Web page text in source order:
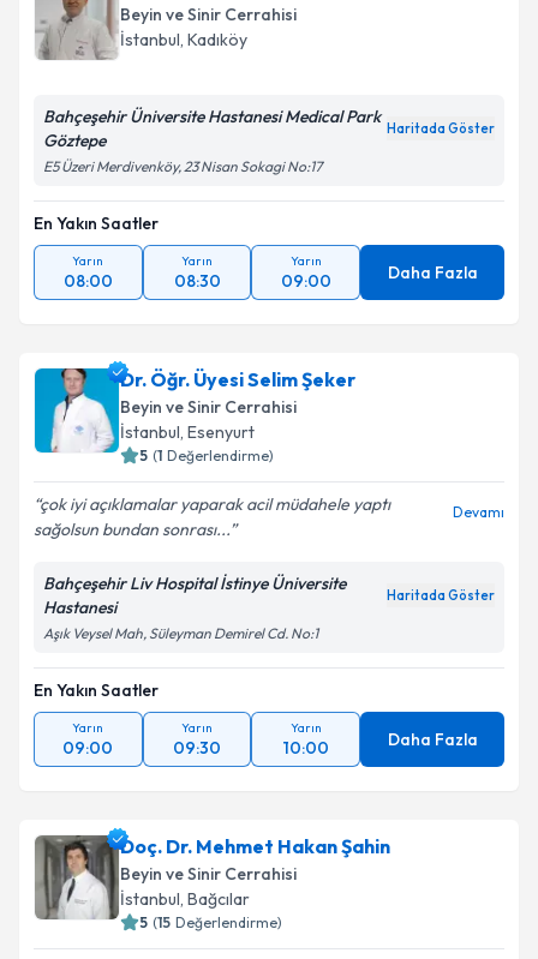
Beyin ve Sinir Cerrahisi
İstanbul, Kadıköy
Bahçeşehir Üniversite Hastanesi Medical Park
Göztepe
Haritada Göster
E5 Üzeri Merdivenköy, 23 Nisan Sokagi No:17
En Yakın Saatler
Yarın
08:00
Yarın
08:30
Yarın
09:00 Daha Fazla
Dr. Öğr. Üyesi Selim Şeker
Beyin ve Sinir Cerrahisi
İstanbul, Esenyurt
5 (1 Değerlendirme)
çok iyi açıklamalar yaparak acil müdahele yaptı
sağolsun bundan sonrası...
Devamı
Bahçeşehir Liv Hospital İstinye Üniversite
Hastanesi
Haritada Göster
Aşık Veysel Mah, Süleyman Demirel Cd. No:1
En Yakın Saatler
Yarın
09:00
Yarın
09:30
Yarın
10:00 Daha Fazla
Doç. Dr. Mehmet Hakan Şahin
Beyin ve Sinir Cerrahisi
İstanbul, Bağcılar
5 (15 Değerlendirme)